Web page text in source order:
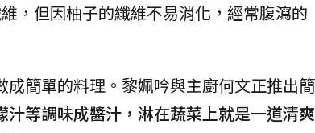
，但因柚子的纖維不易消化，經常腹瀉的
簡單的料理。黎姵吟與主廚何文正推出簡
等調味成醬汁，淋在蔬菜上就是一道清爽